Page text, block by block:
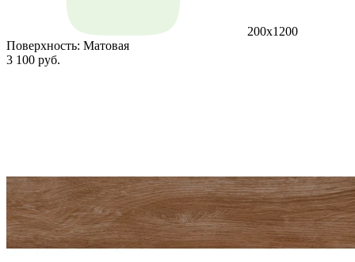
200x1200
Поверхность: Матовая
3 100 руб.